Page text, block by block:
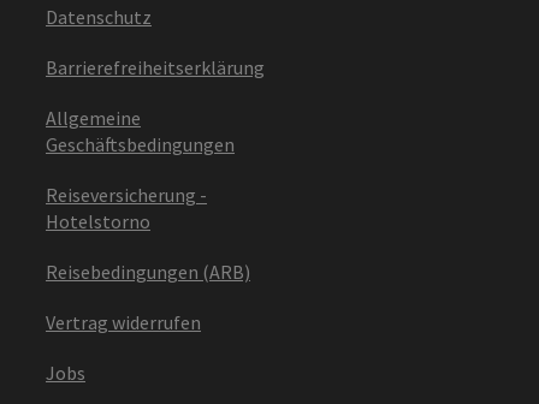
Datenschutz
Barrierefreiheitserklärung
Allgemeine
Geschäftsbedingungen
Reiseversicherung -
Hotelstorno
Reisebedingungen (ARB)
Vertrag widerrufen
Jobs